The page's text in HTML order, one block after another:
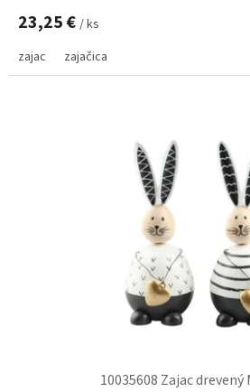
23,25 € / ks
zajac zajačica
10035608 Zajac drevený